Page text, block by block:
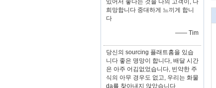
있어서 좋다는 것을 나의 고객이, 나
희망합니다 중대하게 느끼게 합니
다
—— Tim
당신의 sourcing 플래트홈을 있습
니다 좋은 명망이 합니다, 배달 시간
은 아주 어김없었습니다, 빈약한 주
식의 아무 경우도 없고, 우리는 화물
da를 찾아내지 않았습니다